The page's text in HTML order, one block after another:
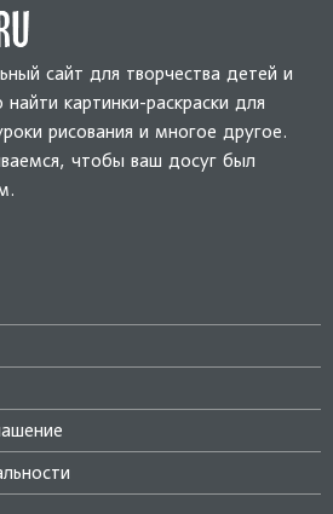
сайт для творчества детей и
картинки-раскраски для
рисования и многое другое.
чтобы ваш досуг был